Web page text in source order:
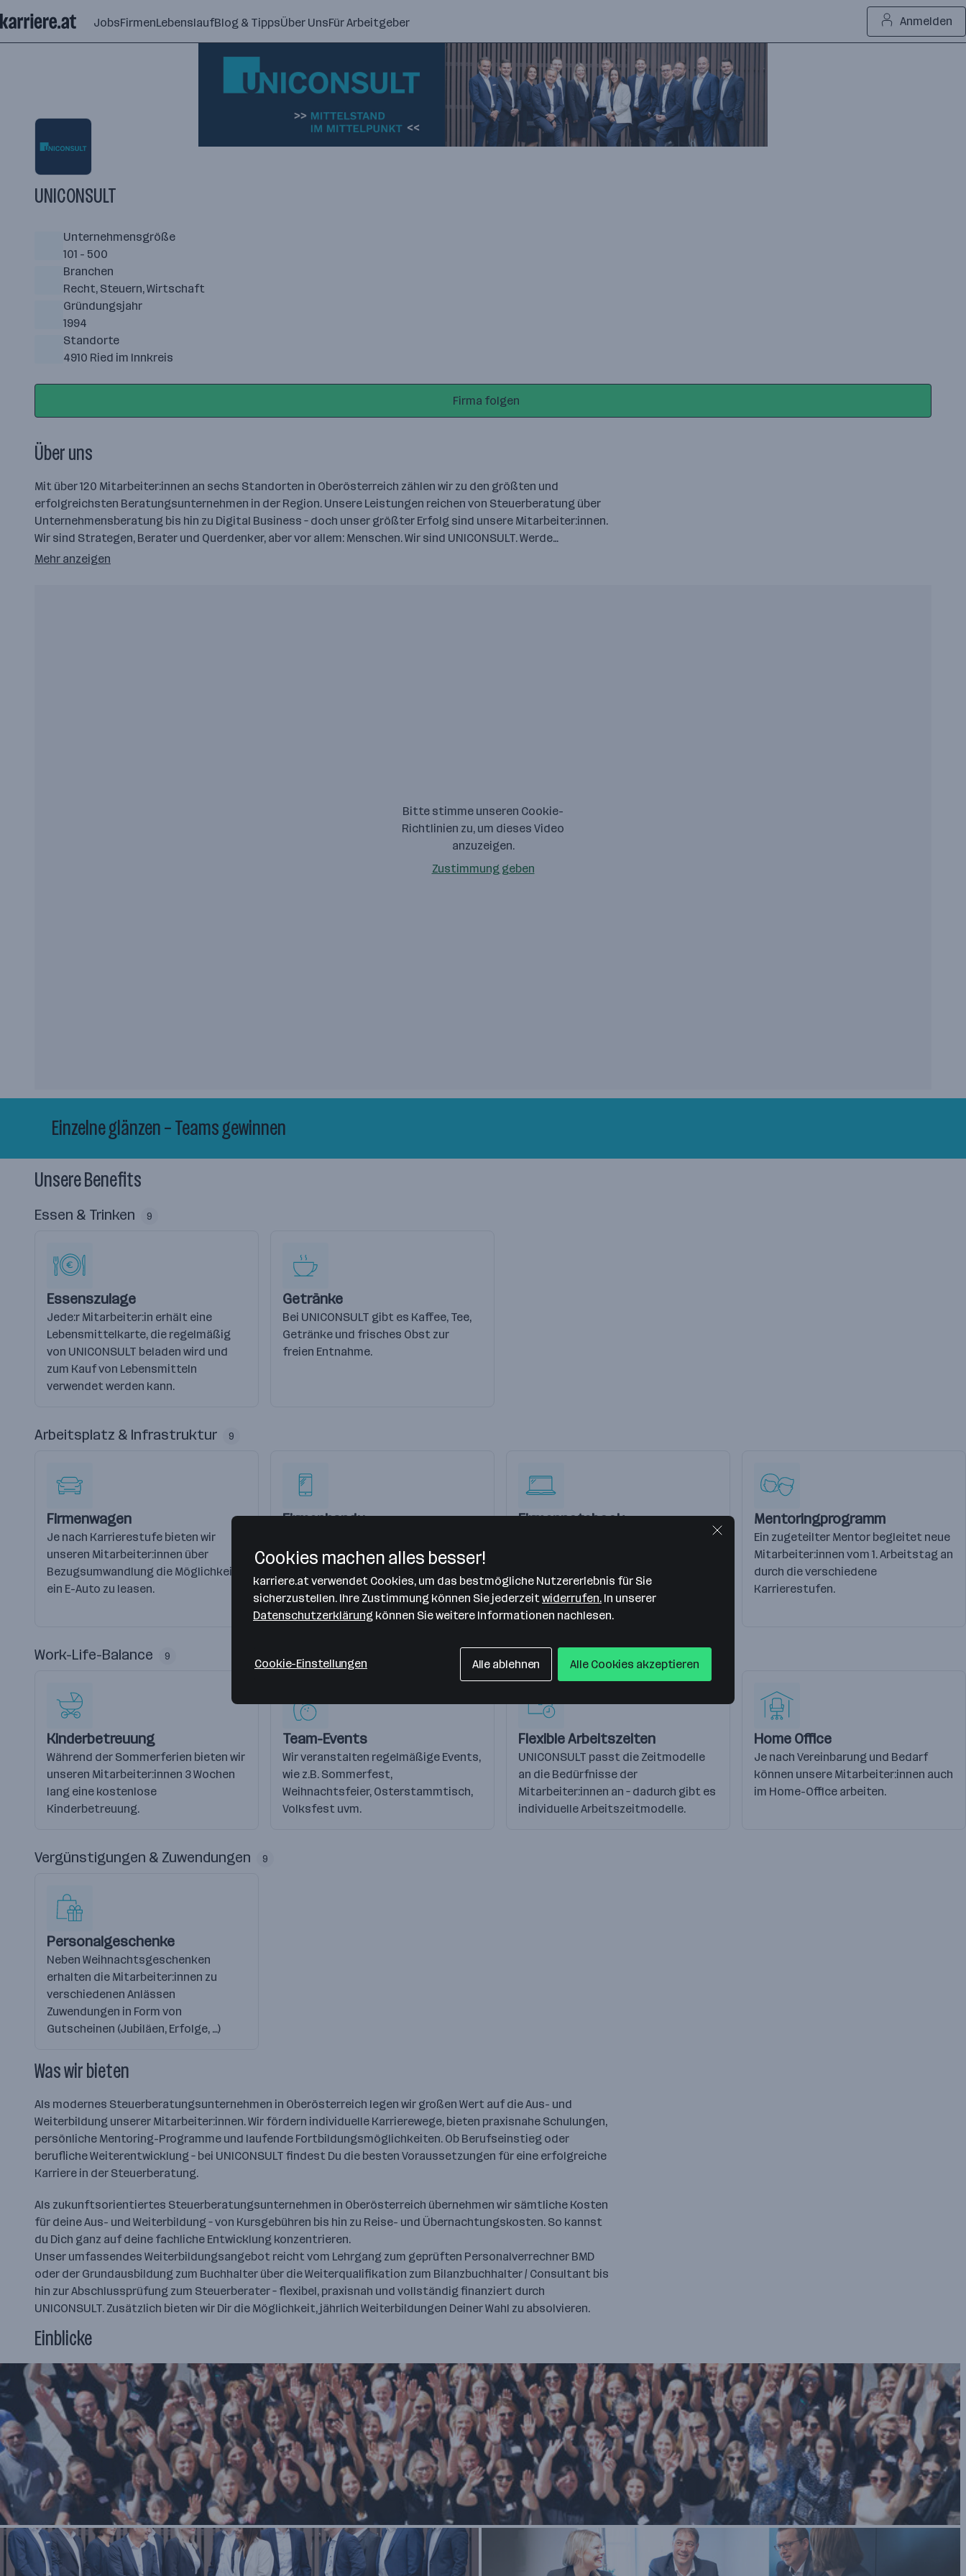
Seiteninhalt
springen
JobsFirmenLebenslaufBlog & TippsÜber UnsFür Arbeitgeber Anmelden
UNICONSULT
Unternehmensgröße
101 - 500
Branchen
Recht, Steuern, Wirtschaft
Gründungsjahr
1994
Standorte
4910 Ried im Innkreis
Firma folgen
Über uns
Mit über 120 Mitarbeiter:innen an sechs Standorten in Oberösterreich zählen wir zu den größten und
erfolgreichsten Beratungsunternehmen in der Region. Unsere Leistungen reichen von Steuerberatung über
Unternehmensberatung bis hin zu Digital Business – doch unser größter Erfolg sind unsere Mitarbeiter:innen.
Wir sind Strategen, Berater und Querdenker, aber vor allem: Menschen. Wir sind UNICONSULT. Werde…
Mehr anzeigen
Bitte stimme unseren Cookie-
Richtlinien zu, um dieses Video
anzuzeigen.
Zustimmung geben
Einzelne glänzen – Teams gewinnen
Unsere Benefits
Essen & Trinken 9
Essenszulage
Jede:r Mitarbeiter:in erhält eine
Lebensmittelkarte, die regelmäßig
von UNICONSULT beladen wird und
zum Kauf von Lebensmitteln
verwendet werden kann.
Getränke
Bei UNICONSULT gibt es Kaffee, Tee,
Getränke und frisches Obst zur
freien Entnahme.
Arbeitsplatz & Infrastruktur 9
Firmenwagen
Je nach Karrierestufe bieten wir
unseren Mitarbeiter:innen über
Bezugsumwandlung die Möglichkeit
ein E-Auto zu leasen.
Firmenhandy
erhalten unsere Mitarbeiter:innen ein
Firmennotebook Mentoringprogramm
Ein zugeteilter Mentor begleitet neue
Mitarbeiter:innen vom 1. Arbeitstag an
durch die verschiedene
Karrierestufen.
Work-Life-Balance 9
Kinderbetreuung
Während der Sommerferien bieten wir
unseren Mitarbeiter:innen 3 Wochen
lang eine kostenlose
Kinderbetreuung.
Team-Events
Wir veranstalten regelmäßige Events,
wie z.B. Sommerfest,
Weihnachtsfeier, Osterstammtisch,
Volksfest uvm.
Flexible Arbeitszeiten
UNICONSULT passt die Zeitmodelle
an die Bedürfnisse der
Mitarbeiter:innen an – dadurch gibt es
individuelle Arbeitszeitmodelle.
Home Office
Je nach Vereinbarung und Bedarf
können unsere Mitarbeiter:innen auch
im Home-Office arbeiten.
Vergünstigungen & Zuwendungen 9
Personalgeschenke
Neben Weihnachtsgeschenken
erhalten die Mitarbeiter:innen zu
verschiedenen Anlässen
Zuwendungen in Form von
Gutscheinen (Jubiläen, Erfolge, …)
Was wir bieten
Als modernes Steuerberatungsunternehmen in Oberösterreich legen wir großen Wert auf die Aus- und
Weiterbildung unserer Mitarbeiter:innen. Wir fördern individuelle Karrierewege, bieten praxisnahe Schulungen,
persönliche Mentoring-Programme und laufende Fortbildungsmöglichkeiten. Ob Berufseinstieg oder
berufliche Weiterentwicklung – bei UNICONSULT findest Du die besten Voraussetzungen für eine erfolgreiche
Karriere in der Steuerberatung.
Als zukunftsorientiertes Steuerberatungsunternehmen in Oberösterreich übernehmen wir sämtliche Kosten
für deine Aus- und Weiterbildung – von Kursgebühren bis hin zu Reise- und Übernachtungskosten. So kannst
du Dich ganz auf deine fachliche Entwicklung konzentrieren.
Unser umfassendes Weiterbildungsangebot reicht vom Lehrgang zum geprüften Personalverrechner BMD
oder der Grundausbildung zum Buchhalter über die Weiterqualifikation zum Bilanzbuchhalter / Consultant bis
hin zur Abschlussprüfung zum Steuerberater – flexibel, praxisnah und vollständig finanziert durch
UNICONSULT. Zusätzlich bieten wir Dir die Möglichkeit, jährlich Weiterbildungen Deiner Wahl zu absolvieren.
Einblicke
Cookies machen alles besser!
karriere.at verwendet Cookies, um das bestmögliche Nutzererlebnis für Sie
sicherzustellen. Ihre Zustimmung können Sie jederzeitwiderrufen. In unserer
Datenschutzerklärung können Sie weitere Informationen nachlesen.
Cookie-Einstellungen Alle ablehnen Alle Cookies akzeptieren